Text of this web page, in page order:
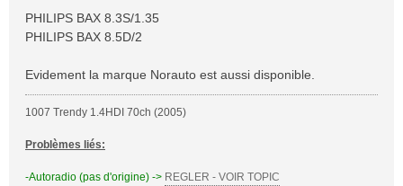
PHILIPS BAX 8.3S/1.35
PHILIPS BAX 8.5D/2
Evidement la marque Norauto est aussi disponible.
1007 Trendy 1.4HDI 70ch (2005)
Problèmes liés:
-Autoradio (pas d'origine) -> REGLER - VOIR TOPIC